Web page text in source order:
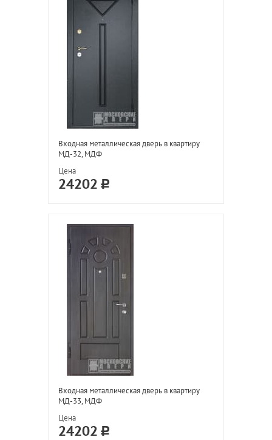
Входная металлическая дверь в квартиру
МД-32, МДФ
Цена
24202
Входная металлическая дверь в квартиру
МД-33, МДФ
Цена
24202